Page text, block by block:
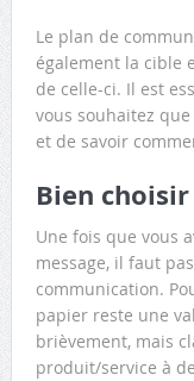
Le plan de
également la cible
de celle-ci. Il est
vous souhaitez
et de savoir
Bien
Une fois que vous
message, il faut
communication.
papier reste une
brièvement, mais
produit/service à